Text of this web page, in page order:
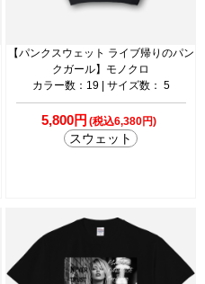
【パンクスウェット ライブ帰りのパン
クガール】モノクロ
カラー数：19 | サイズ数： 5
5,800円 (税込6,380円)
スウェット